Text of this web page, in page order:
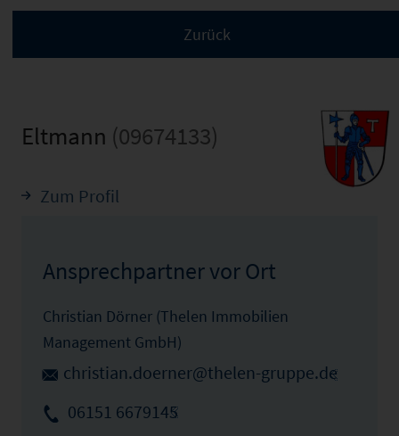
Eltmann (09674133)
Zum Profil
Ansprechpartner vor Ort
Christian Dörner (Thelen Immobilien
Management GmbH)
christian.doerner@thelen-gruppe.de
06151 6679145